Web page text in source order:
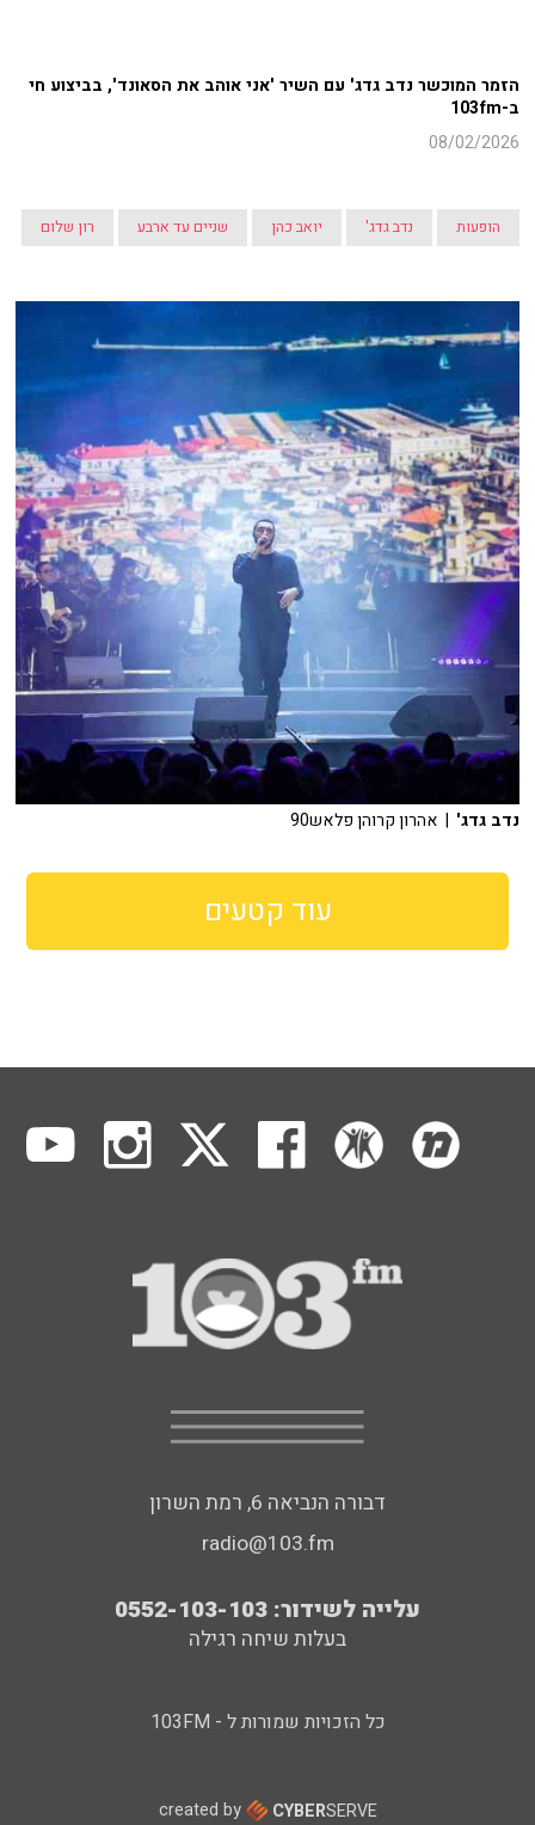
הזמר המוכשר נדב גדג' עם השיר 'אני אוהב את הסאונד', בביצוע חי
ב-103fm
08/02/2026
הופעות נדב גדג' יואב כהן שניים עד ארבע רון שלום
נדב גדג' | אהרון קרוהן פלאש90
עוד קטעים
דבורה הנביאה 6, רמת השרון
radio@103.fm
עלייה לשידור: 0552-103-103
בעלות שיחה רגילה
כל הזכויות שמורות ל - 103FM
created by CYBERSERVE